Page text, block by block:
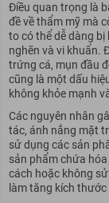
Điều quan trọng là
đề về thẩm mỹ mà
to có thể dễ dàng bị
nghẽn và vi khuẩn.
trứng cá, mụn đầu
cũng là một dấu
không khỏe mạnh
Các nguyên nhân
tác, ánh nắng mặt
sử dụng các sản
sản phẩm chứa
cách hoặc không
làm tăng kích